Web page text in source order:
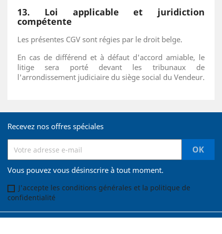
13. Loi applicable et juridiction
compétente
Les présentes CGV sont régies par le droit belge.
En cas de différend et à défaut d'accord amiable, le
litige sera porté devant les tribunaux de
l'arrondissement judiciaire du siège social du Vendeur.
Recevez nos offres spéciales
Vous pouvez vous désinscrire à tout moment.
J'accepte les conditions générales et la politique de
confidentialité